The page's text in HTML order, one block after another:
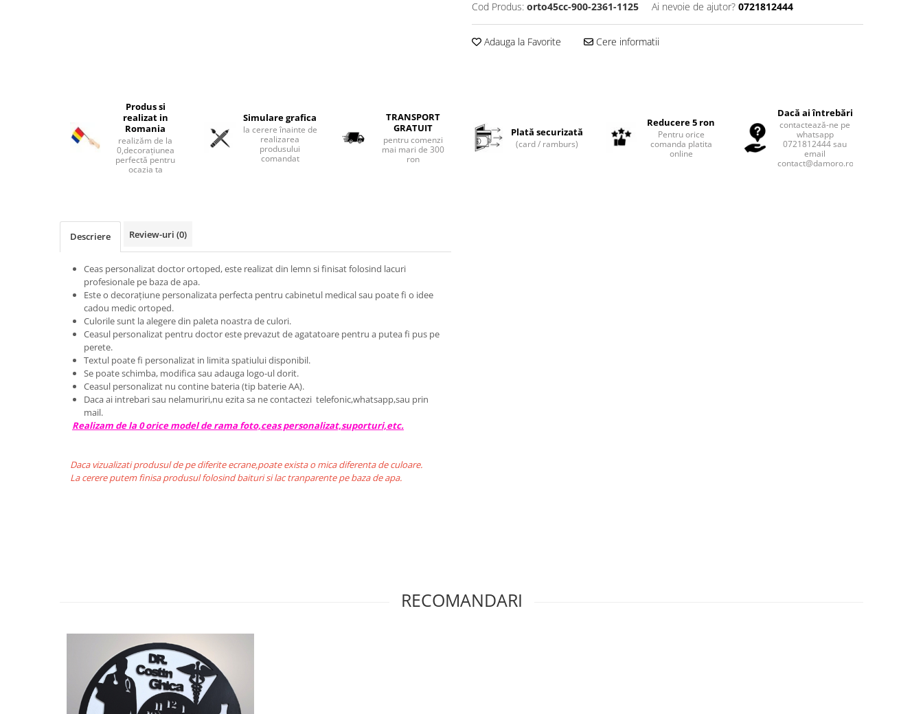
Cod Produs: orto45cc-900-2361-1125 Ai nevoie de ajutor? 0721812444
Adauga la Favorite Cere informatii
Produs si
realizat in
Romania
realizăm de la
0,decorațiunea
perfectă pentru
ocazia ta
Simulare grafica
la cerere înainte de
realizarea
produsului
comandat
TRANSPORT
GRATUIT
pentru comenzi
mai mari de 300
ron
Plată securizată
(card / ramburs)
Reducere 5 ron
Pentru orice
comanda platita
online
Dacă ai întrebări
contactează-ne pe
whatsapp
0721812444 sau
email
contact@damoro.ro
Descriere Review-uri (0)
Ceas personalizat doctor ortoped, este realizat din lemn si finisat folosind lacuri
profesionale pe baza de apa.
Este o decorațiune personalizata perfecta pentru cabinetul medical sau poate fi o idee
cadou medic ortoped.
Culorile sunt la alegere din paleta noastra de culori.
Ceasul personalizat pentru doctor este prevazut de agatatoare pentru a putea fi pus pe
perete.
Textul poate fi personalizat in limita spatiului disponibil.
Se poate schimba, modifica sau adauga logo-ul dorit.
Ceasul personalizat nu contine bateria (tip baterie AA).
Daca ai intrebari sau nelamuriri,nu ezita sa ne contactezi telefonic,whatsapp,sau prin
mail.
Realizam de la 0 orice model de rama foto,ceas personalizat,suporturi,etc.
Daca vizualizati produsul de pe diferite ecrane,poate exista o mica diferenta de culoare.
La cerere putem finisa produsul folosind baituri si lac tranparente pe baza de apa.
RECOMANDARI